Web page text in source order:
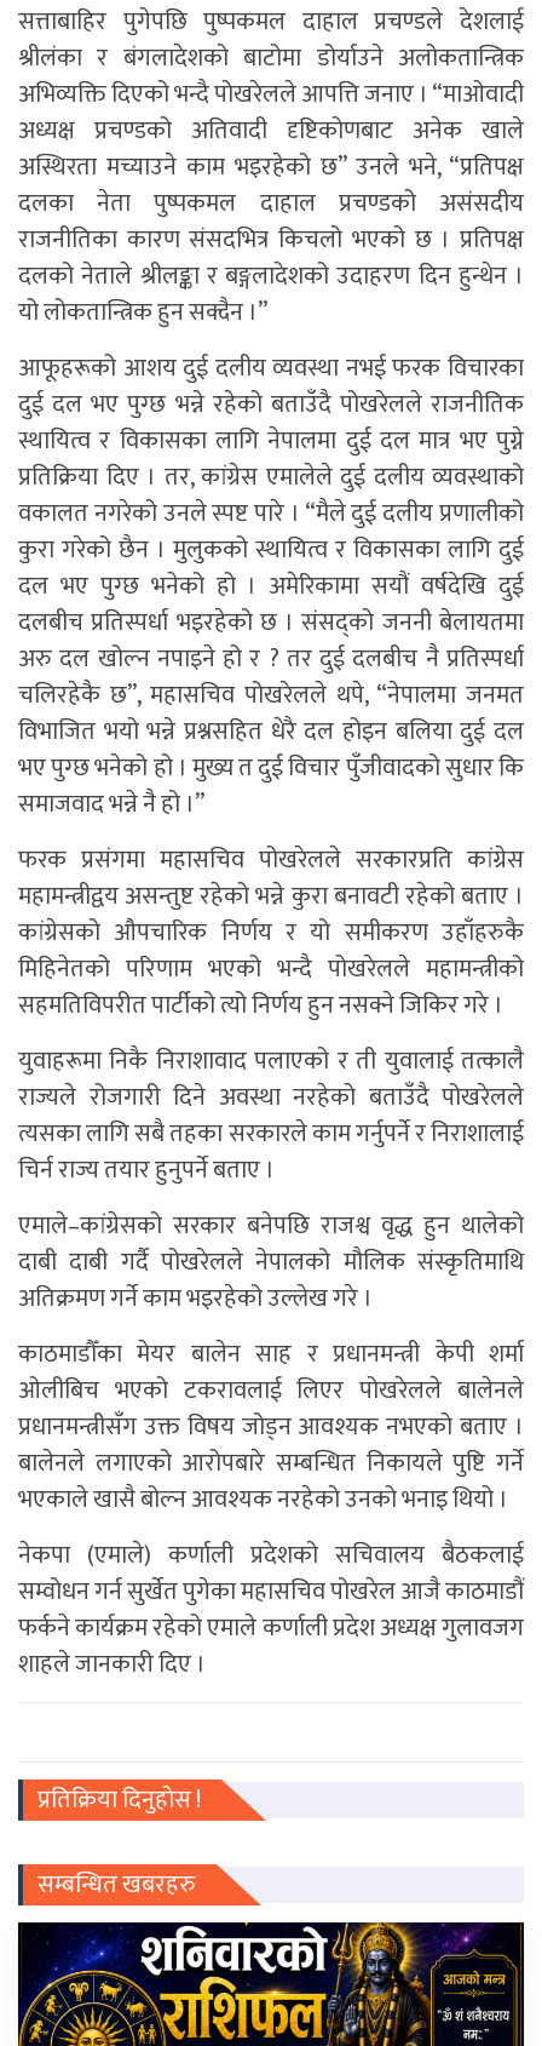
सत्ताबाहिर पुगेपछि पुष्पकमल दाहाल प्रचण्डले देशलाई
श्रीलंका र बंगलादेशको बाटोमा डोर्याउने अलोकतान्त्रिक
अभिव्यक्ति दिएको भन्दै पोखरेलले आपत्ति जनाए । “माओवादी
अध्यक्ष प्रचण्डको अतिवादी दृष्टिकोणबाट अनेक खाले
अस्थिरता मच्याउने काम भइरहेको छ” उनले भने, “प्रतिपक्ष
दलका नेता पुष्पकमल दाहाल प्रचण्डको असंसदीय
राजनीतिका कारण संसदभित्र किचलो भएको छ । प्रतिपक्ष
दलको नेताले श्रीलङ्का र बङ्गलादेशको उदाहरण दिन हुन्थेन ।
यो लोकतान्त्रिक हुन सक्दैन ।”
आफूहरूको आशय दुई दलीय व्यवस्था नभई फरक विचारका
दुई दल भए पुग्छ भन्ने रहेको बताउँदै पोखरेलले राजनीतिक
स्थायित्व र विकासका लागि नेपालमा दुई दल मात्र भए पुग्ने
प्रतिक्रिया दिए । तर, कांग्रेस एमालेले दुई दलीय व्यवस्थाको
वकालत नगरेको उनले स्पष्ट पारे । “मैले दुई दलीय प्रणालीको
कुरा गरेको छैन । मुलुकको स्थायित्व र विकासका लागि दुई
दल भए पुग्छ भनेको हो । अमेरिकामा सयौं वर्षदेखि दुई
दलबीच प्रतिस्पर्धा भइरहेको छ । संसद्को जननी बेलायतमा
अरु दल खोल्न नपाइने हो र ? तर दुई दलबीच नै प्रतिस्पर्धा
चलिरहेकै छ”, महासचिव पोखरेलले थपे, “नेपालमा जनमत
विभाजित भयो भन्ने प्रश्नसहित धेरै दल होइन बलिया दुई दल
भए पुग्छ भनेको हो । मुख्य त दुई विचार पुँजीवादको सुधार कि
समाजवाद भन्ने नै हो ।”
फरक प्रसंगमा महासचिव पोखरेलले सरकारप्रति कांग्रेस
महामन्त्रीद्वय असन्तुष्ट रहेको भन्ने कुरा बनावटी रहेको बताए ।
कांग्रेसको औपचारिक निर्णय र यो समीकरण उहाँहरुकै
मिहिनेतको परिणाम भएको भन्दै पोखरेलले महामन्त्रीको
सहमतिविपरीत पार्टीको त्यो निर्णय हुन नसक्ने जिकिर गरे ।
युवाहरूमा निकै निराशावाद पलाएको र ती युवालाई तत्कालै
राज्यले रोजगारी दिने अवस्था नरहेको बताउँदै पोखरेलले
त्यसका लागि सबै तहका सरकारले काम गर्नुपर्ने र निराशालाई
चिर्न राज्य तयार हुनुपर्ने बताए ।
एमाले–कांग्रेसको सरकार बनेपछि राजश्व वृद्ध हुन थालेको
दाबी दाबी गर्दै पोखरेलले नेपालको मौलिक संस्कृतिमाथि
अतिक्रमण गर्ने काम भइरहेको उल्लेख गरे ।
काठमाडौँका मेयर बालेन साह र प्रधानमन्त्री केपी शर्मा
ओलीबिच भएको टकरावलाई लिएर पोखरेलले बालेनले
प्रधानमन्त्रीसँग उक्त विषय जोड्न आवश्यक नभएको बताए ।
बालेनले लगाएको आरोपबारे सम्बन्धित निकायले पुष्टि गर्ने
भएकाले खासै बोल्न आवश्यक नरहेको उनको भनाइ थियो ।
नेकपा (एमाले) कर्णाली प्रदेशको सचिवालय बैठकलाई
सम्वोधन गर्न सुर्खेत पुगेका महासचिव पोखरेल आजै काठमाडौं
फर्कने कार्यक्रम रहेको एमाले कर्णाली प्रदेश अध्यक्ष गुलावजग
शाहले जानकारी दिए ।
प्रतिक्रिया दिनुहोस !
सम्बन्धित खबरहरु